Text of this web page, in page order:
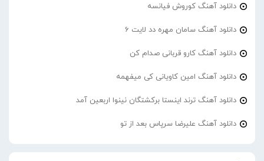
دانلود آهنگ کوروش فیانسه
دانلود آهنگ سامان مهره دد لایت 6
دانلود آهنگ کارو قربانی صدام کن
دانلود آهنگ امین کاویانی کی میفهمه
دانلود آهنگ ترند اینستا برکشتگان نینوا اربعین آمد
دانلود آهنگ علیرضا سرپاس بعد از تو